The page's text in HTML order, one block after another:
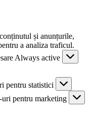
și anunțurile,
a analiza traficul.
Always active
pentru statistici
pentru marketing